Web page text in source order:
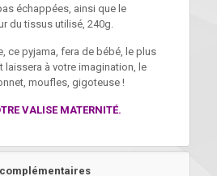
échappées, ainsi que le
du tissus utilisé, 240g.
ce pyjama, fera de bébé, le plus
laissera à votre imagination, le
moufles, gigoteuse !
VALISE MATERNITÉ.